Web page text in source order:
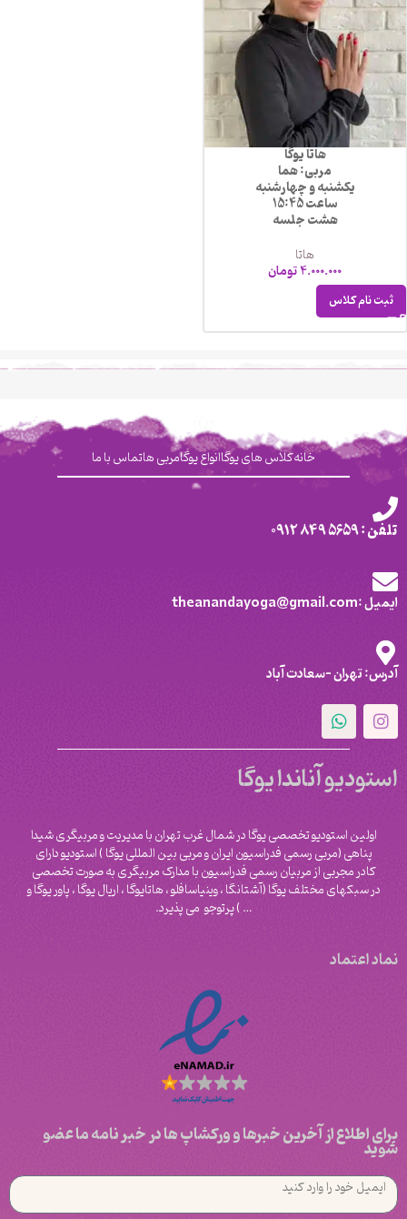
هاتا یوگا
مربی: هما
یکشنبه و چهارشنبه
ساعت 15:45
هشت جلسه
هاتا
4.000.000تومان
ثبت نام کلاس
خانهکلاس های یوگاانواع یوگامربی هاتماس با ما
تلفن : 5659 849 0912
ایمیل :theanandayoga@gmail.com
آدرس: تهران -سعادت آباد
استودیو آناندا یوگا
اولین استودیو تخصصی یوگا در شمال غرب تهران با مدیریت و مربیگری شیدا
پناهی (مربی رسمی فدراسیون ایران و مربی بین المللی یوگا ) استودیو دارای
کادر مجربی از مربیان رسمی فدراسیون با مدارک مربیگری به صورت تخصصی
در سبکهای مختلف یوگا (آشتانگا ، وینیاسافلو ، هاتایوگا ، اریال یوگا ، پاور یوگا و
‌… ) پرتوجو می پذیرد.
نماد اعتماد
برای اطلاع از آخرین خبرها و ورکشاپ ها در خبر نامه ما عضو
شوید